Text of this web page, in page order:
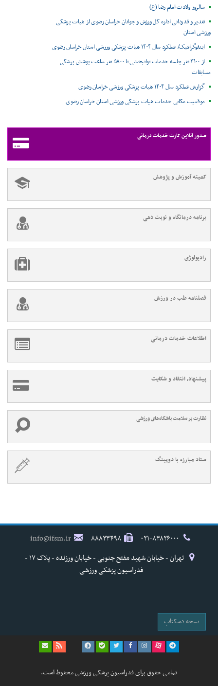
سالروز ولادت امام رضا (ع)
تقدیر و قدردانی اداره کل ورزش و جوانان خراسان رضوی از هیات پزشکی
ورزشی استان
اینفوگرافیک/ عملکرد سال ۱۴۰۴ هیات پزشکی ورزشی استان خراسان رضوی
از ۳۱۰۰ نفر جلسه خدمات توانبخشی تا ۵۸۰۰ نفر ساعت پوشش پزشکی
مسابقات
گزارش عملکرد سال ۱۴۰۴ هیات پزشکی ورزشی خراسان رضوی
موقعیت مکانی خدمات هیات پزشکی ورزشی استان خراسان رضوی ‌
صدور آنلاین کارت خدمات درمانی
کمیته آموزش و پژوهش
برنامه درمانگاه و نوبت دهی
رادیولوژی
فصلنامه طب در ورزش
اطلاعات خدمات درمانی
پیشنهاد، انتقاد و شکایت
نظارت بر سلامت باشگاه‌های ورزشی
ستاد مبارزه با دوپینگ
۸۸۸۳۳۴۹۸
info@ifsm.ir
تهران - خیابان شهید مفتح جنوبی - خیابان ورزنده - پلاک ۱۷ -
فدراسیون پزشکی ورزشی
نسخه دسکتاپ
تمامی حقوق برای فدراسیون پزشکی ورزشی محفوظ است.